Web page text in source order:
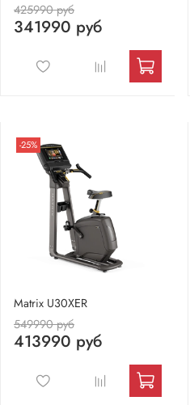
425990 руб
341990 руб
-25%
Matrix U30XER
549990 руб
413990 руб